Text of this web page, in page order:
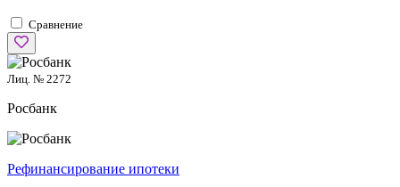
Сравнение
Лиц. № 2272
Росбанк
Рефинансирование ипотеки